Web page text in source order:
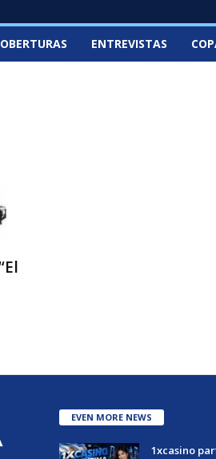
ENTREVISTAS
EVEN MORE NEWS
1xcasino